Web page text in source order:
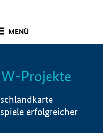
MENÜ
Info
Projekte
erfolgreicher